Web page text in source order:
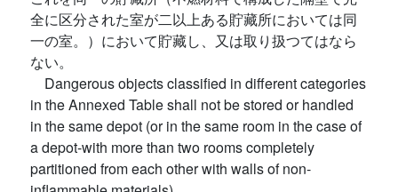
全に区分された室が二以上ある貯藏所においては同
一の室。）において貯藏し、又は取り扱つてはなら
ない。
Dangerous objects classified in different categories
in the Annexed Table shall not be stored or handled
in the same depot (or in the same room in the case of
a depot-with more than two rooms completely
partitioned from each other with walls of non-